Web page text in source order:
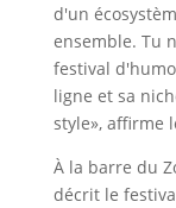
d'un
ensemble. Tu
festival
ligne et sa
style», affirme
À la barre du
décrit le